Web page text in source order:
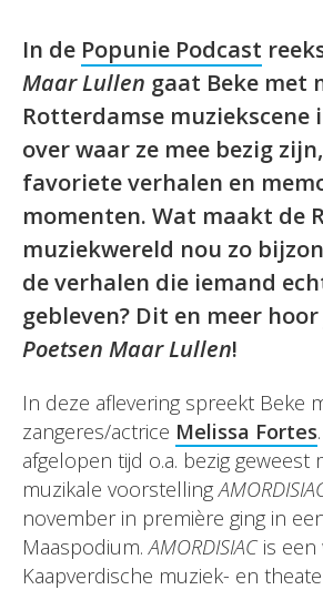
In de ⁠Popunie Podcast⁠
Maar Lullen gaat Beke met
Rotterdamse muziekscene
over waar ze mee bezig
favoriete verhalen en
momenten. Wat maakt de
muziekwereld nou zo
de verhalen die iemand
gebleven? Dit en meer
Poetsen Maar Lullen!
In deze aflevering spreekt Beke
zangeres/actrice Melissa Fortes
afgelopen tijd o.a. bezig geweest
muzikale voorstelling
november in première ging in
Maaspodium.AMORDISIACis een
Kaapverdische muziek- en